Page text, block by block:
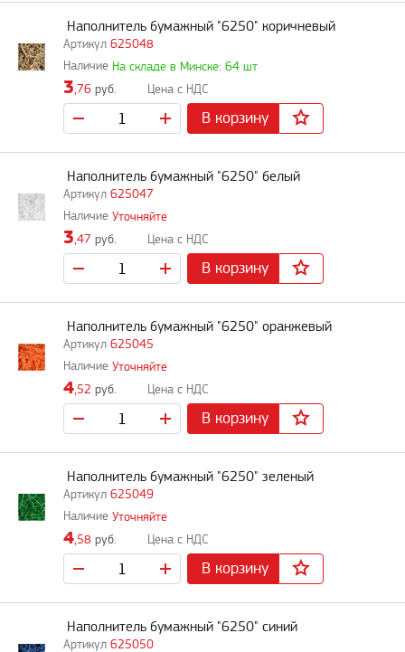
625048
Наполнитель бумажный "6250" коричневый
На складе в Минске: 64 шт
3,76 руб.
В корзину
625047
Наполнитель бумажный "6250" белый
Уточняйте
3,47 руб.
В корзину
625045
Наполнитель бумажный "6250" оранжевый
Уточняйте
4,52 руб.
В корзину
625049
Наполнитель бумажный "6250" зеленый
Уточняйте
4,58 руб.
В корзину
625050
Наполнитель бумажный "6250" синий